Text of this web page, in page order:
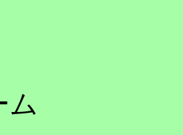
ム